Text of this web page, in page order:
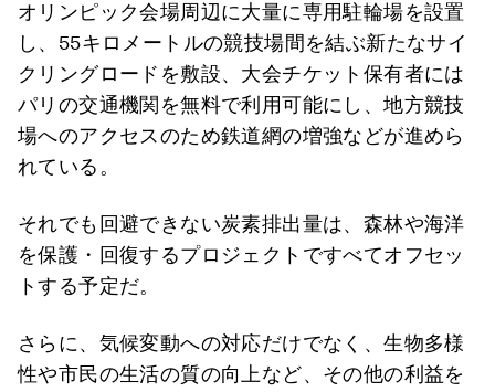
オリンピック会場周辺に大量に専用駐輪場を設置
し、55キロメートルの競技場間を結ぶ新たなサイ
クリングロードを敷設、大会チケット保有者には
パリの交通機関を無料で利用可能にし、地方競技
場へのアクセスのため鉄道網の増強などが進めら
れている。
それでも回避できない炭素排出量は、森林や海洋
を保護・回復するプロジェクトですべてオフセッ
トする予定だ。
さらに、気候変動への対応だけでなく、生物多様
性や市民の生活の質の向上など、その他の利益を